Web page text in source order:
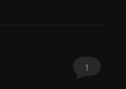
1